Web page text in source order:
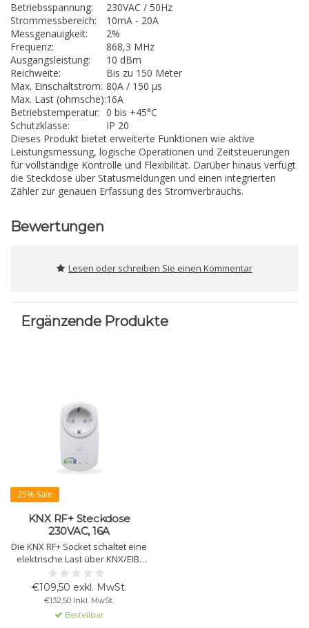
Betriebsspannung:
230VAC / 50Hz
Strommessbereich:
10mA - 20A
Messgenauigkeit:
2%
Frequenz:
868,3 MHz
Ausgangsleistung:
10 dBm
Reichweite:
Bis zu 150 Meter
Max. Einschaltstrom: 80A / 150 µs
Max. Last (ohmsche):16A
Betriebstemperatur: 0 bis +45°C
Schutzklasse:
IP 20
Dieses Produkt bietet erweiterte Funktionen wie aktive
Leistungsmessung, logische Operationen und Zeitsteuerungen
für vollständige Kontrolle und Flexibilität. Darüber hinaus verfügt
die Steckdose über Statusmeldungen und einen integrierten
Zähler zur genauen Erfassung des Stromverbrauchs.
Bewertungen
Lesen oder schreiben Sie einen Kommentar
Ergänzende Produkte
25% Sale
KNX RF+ Steckdose
230VAC, 16A
Die KNX RF+ Socket schaltet eine
elektrische Last über KNX/EIB-
Telegramme. Es unterstützt
Zeitfunktionen, logische
Verknüpfungen, Szenen sowie
zentrale Schalt- und
Sperrfunktionen.
€109,50 exkl. MwSt.
€132,50 Inkl. MwSt.
Bestellbar